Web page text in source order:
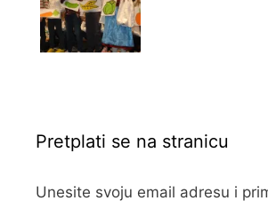
Pretplati se na stranicu
Unesite svoju email adresu i